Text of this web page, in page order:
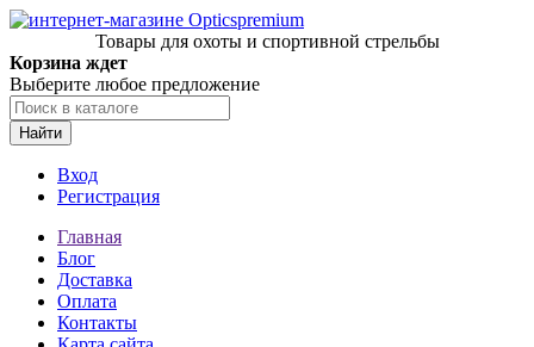
Товары для охоты и спортивной стрельбы
Корзина ждет
Выберите любое предложение
Найти
Вход
Регистрация
Главная
Блог
Доставка
Оплата
Контакты